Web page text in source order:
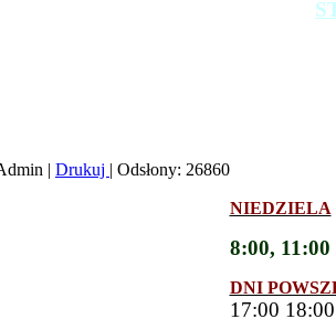
| Drukuj | Odsłony: 26860
NIEDZIELA
8:00, 11:00
DNI
17:00 18:00